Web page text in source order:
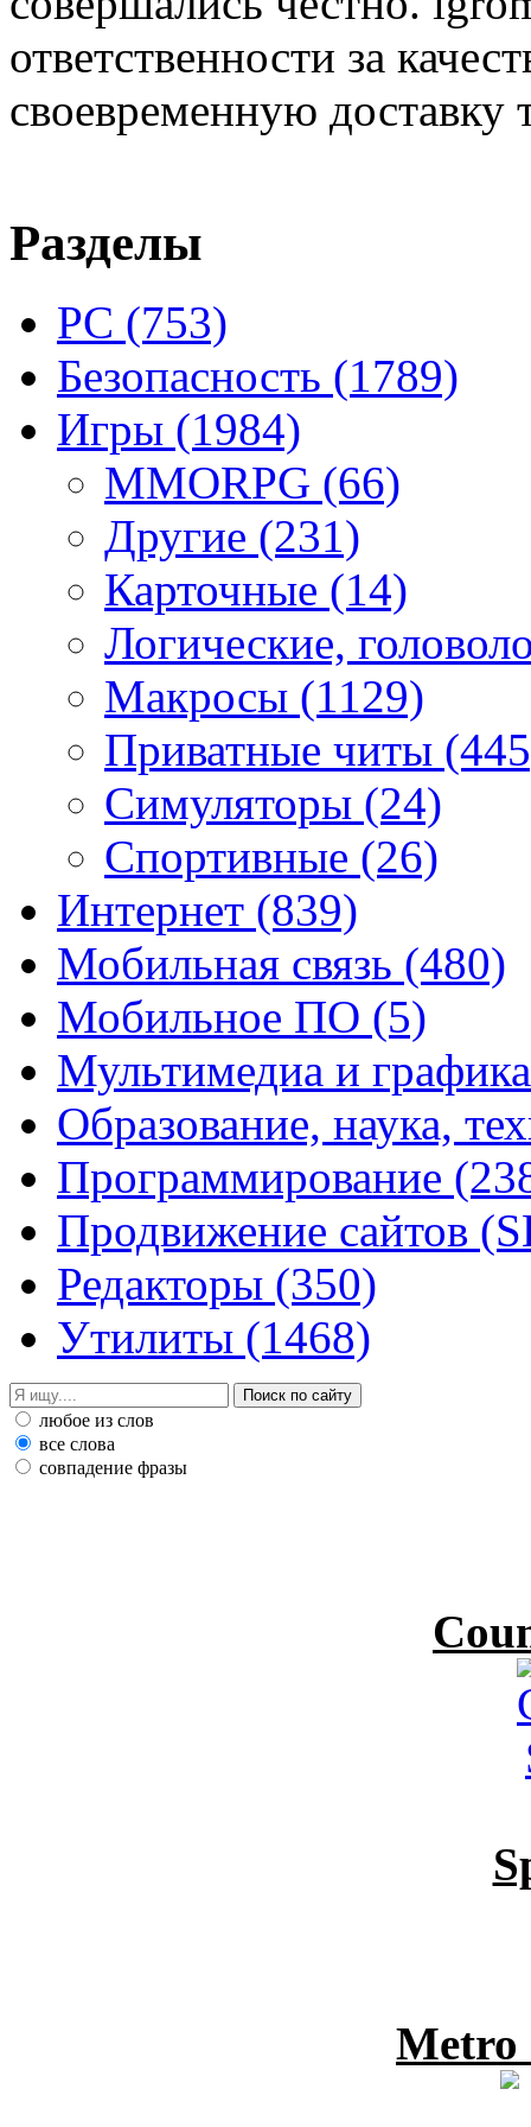
ответственности за
своевременную доставку
Разделы
PC (753)
Безопасность (1789)
Игры (1984)
MMORPG (66)
Другие (231)
Карточные (14)
Логические,
Макросы (1129)
Приватные читы
Симуляторы (24)
Спортивные (26)
Интернет (839)
Мобильная связь (480)
Мобильное ПО (5)
Мультимедиа и
Образование, наука,
Программирование
Продвижение сайтов
Редакторы (350)
Утилиты (1468)
любое из слов
все слова
совпадение фразы
Metro